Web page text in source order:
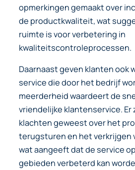
opmerkingen gemaakt over
de productkwaliteit, wat
ruimte is voor verbetering in
kwaliteitscontroleprocessen.
Daarnaast geven klanten ook
service die door het bedrijf
meerderheid waardeert de
vriendelijke klantenservice. Er
klachten geweest over het
terugsturen en het verkrijgen
wat aangeeft dat de service
gebieden verbeterd kan